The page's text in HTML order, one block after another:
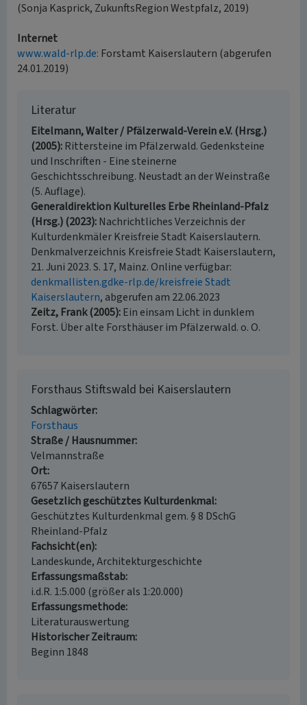
(Sonja Kasprick, ZukunftsRegion Westpfalz, 2019)
Internet
www.wald-rlp.de: Forstamt Kaiserslautern (abgerufen
24.01.2019)
Literatur
Eitelmann, Walter / Pfälzerwald-Verein e.V. (Hrsg.)
(2005) Rittersteine im Pfälzerwald. Gedenksteine
und Inschriften - Eine steinerne
Geschichtsschreibung. Neustadt an der Weinstraße
(5. Auflage).
Generaldirektion Kulturelles Erbe Rheinland-Pfalz
(Hrsg.) (2023) Nachrichtliches Verzeichnis der
Kulturdenkmäler Kreisfreie Stadt Kaiserslautern.
Denkmalverzeichnis Kreisfreie Stadt Kaiserslautern,
21. Juni 2023. S. 17, Mainz. Online verfügbar:
denkmallisten.gdke-rlp.de/kreisfreie Stadt
Kaiserslautern, abgerufen am 22.06.2023
Zeitz, Frank (2005) Ein einsam Licht in dunklem
Forst. Über alte Forsthäuser im Pfälzerwald. o. O.
Forsthaus Stiftswald bei Kaiserslautern
Schlagwörter
Forsthaus
Straße / Hausnummer
Velmannstraße
Ort
67657 Kaiserslautern
Gesetzlich geschütztes Kulturdenkmal
Geschütztes Kulturdenkmal gem. § 8 DSchG
Rheinland-Pfalz
Fachsicht(en)
Landeskunde, Architekturgeschichte
Erfassungsmaßstab
i.d.R. 1:5.000 (größer als 1:20.000)
Erfassungsmethode
Literaturauswertung
Historischer Zeitraum
Beginn 1848